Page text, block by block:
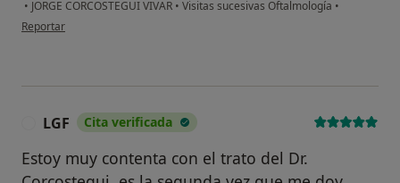
• JORGE CORCOSTEGUI VIVAR • Visitas sucesivas Oftalmología •
en opinión del usuario Joserra
Reportar
LGF Cita verificada
Estoy muy contenta con el trato del Dr.